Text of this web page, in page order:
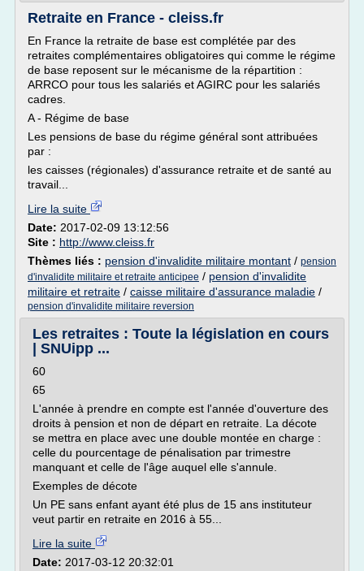
Retraite en France - cleiss.fr
En France la retraite de base est complétée par des
retraites complémentaires obligatoires qui comme le régime
de base reposent sur le mécanisme de la répartition :
ARRCO pour tous les salariés et AGIRC pour les salariés
cadres.
A - Régime de base
Les pensions de base du régime général sont attribuées
par :
les caisses (régionales) d'assurance retraite et de santé au
travail...
Lire la suite
Date: 2017-02-09 13:12:56
Site : http://www.cleiss.fr
Thèmes liés : pension d'invalidite militaire montant / pension
d'invalidite militaire et retraite anticipee / pension d'invalidite
militaire et retraite / caisse militaire d'assurance maladie /
pension d'invalidite militaire reversion
Les retraites : Toute la législation en cours
| SNUipp ...
60
65
L'année à prendre en compte est l'année d'ouverture des
droits à pension et non de départ en retraite. La décote
se mettra en place avec une double montée en charge :
celle du pourcentage de pénalisation par trimestre
manquant et celle de l'âge auquel elle s'annule.
Exemples de décote
Un PE sans enfant ayant été plus de 15 ans instituteur
veut partir en retraite en 2016 à 55...
Lire la suite
Date: 2017-03-12 20:32:01